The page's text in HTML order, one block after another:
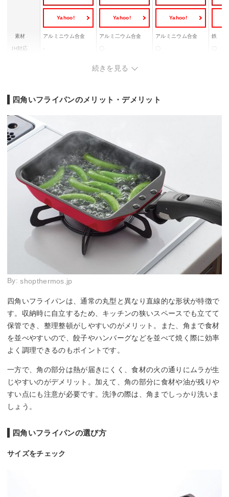
Yahoo! Yahoo! Yahoo!
素材 アルミニウム合金 アルミ二ウム合金 アルミニウム合金 鉄
IH対応 -
続きを見る
四角いフライパンのメリット・デメリット
By:shopthermos.jp
四角いフライパンは、通常の丸型と異なり直線的な形状が特徴で
す。収納時に自立するため、キッチンの狭いスペースでも立てて
保管でき、整理整頓がしやすいのがメリット。また、角まで食材
を並べやすいので、餃子やハンバーグなどを並べて焼く際に効率
よく調理できるのもポイントです。
一方で、角の部分は熱が届きにくく、食材の火の通りにムラが生
じやすいのがデメリット。加えて、角の部分に食材や油が残りや
すい点にも注意が必要です。洗浄の際は、角までしっかり洗いま
しょう。
四角いフライパンの選び方
サイズをチェック